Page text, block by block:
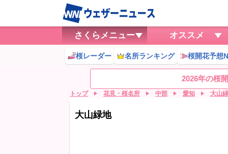
さくらメニュー オススメ
桜レーダー 名所ランキング 桜開花予想
2026年の桜
トップ 花見・桜名所 中部 愛知 大山
大山緑地